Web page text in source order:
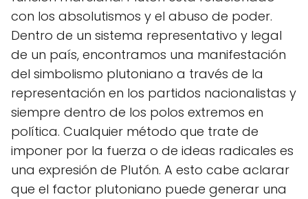
con los absolutismos y el abuso de poder.
Dentro de un sistema representativo y legal
de un país, encontramos una manifestación
del simbolismo plutoniano a través de la
representación en los partidos nacionalistas y
siempre dentro de los polos extremos en
política. Cualquier método que trate de
imponer por la fuerza o de ideas radicales es
una expresión de Plutón. A esto cabe aclarar
que el factor plutoniano puede generar una